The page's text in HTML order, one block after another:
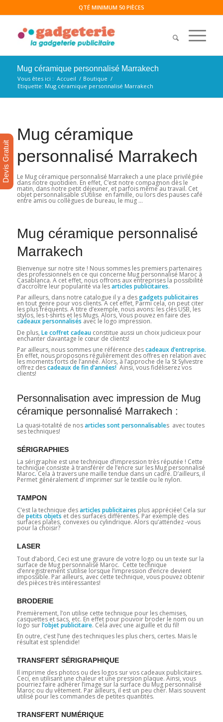
QTÉ MINIMUM 50 PIÈCES
Mug céramique personnalisé Marrakech
Vous êtes ici : Accueil / Boutique /
Etiquette: Mug céramique personnalisé Marrakech
Mug céramique
personnalisé Marrakech
Le Mug céramique personnalisé Marrakech a une place privilégiée
dans notre quotidien. En effet, C’est notre compagnon dès le
matin, dans notre petit déjeuner, et parfois même au travail. Cet
objet personnalisable s’Utilise en famille, ou lors des pauses café
entre amis ou collègues de bureau, le mug …
Mug céramique personnalisé
Marrakech
Bienvenue sur notre site ! Nous sommes les premiers partenaires
des professionnels en ce qui concerne Mug personnalisé Maroc à
Casablanca. A cet effet, nous offrons aux entreprises la possibilité
d’accroître leur popularité via lesarticles publicitaires.
Par ailleurs, dans notre catalogue il y a desgadgets publicitaires
en tout genre pour vos clients. A cet effet, Parmi cela, on peut citer
les plus fréquents. A titre d’exemple, nous avons: les clés USB, les
stylos, les t-shirts et les Mugs. Alors, Vous pouvez en faire des
cadeaux personnalisés avec le logo impression.
De plus, Le coffret cadeauconstitue aussi un choix judicieux pour
enchanter davantage le cœur de clients!
Par ailleurs, nous sommes une référence descadeaux d’entreprise.
En effet, nous proposons régulièrement des offres en relation avec
les moments forts de l’année. Alors, à l’approche de la St Sylvestre
offrez descadeaux de fin d’années!Ainsi, vous fidéliserez vos
clients!
Personnalisation avec impression de Mug
céramique personnalisé Marrakech :
La quasi-totalité de nosarticles sont personnalisables avec toutes
ses techniques!
SÉRIGRAPHIES
La sérigraphie est une technique d’impression très réputée ! Cette
technique consiste à transférer de l’encre sur les Mug personnalisé
Maroc.Cela à travers une maille tendue dans un cadre. D’ailleurs, il
Permet généralement d’ imprimer sur le textile ou le nylon.
TAMPON
C’est la technique desarticles publicitaires plus appréciée! Cela sur
de petits objets et des surfaces différentes. Par exemple des
surfaces plates, convexes ou cylindrique. Alors qu’attendez -vous
pour la choisir?
LASER
Tout d’abord, Ceci est une gravure de votre logo ou un texte sur la
surface de Mug personnalisé Maroc. Cette technique
d’enregistrement s’utilise lorsque l’impression d’encre devient
impossible. Par ailleurs, avec cette technique, vous pouvez obtenir
des pièces très intéressantes!
BRODERIE
Premièrement, l’on utilise cette technique pour les chemises,
casquettes et sacs, etc. En effet pour pouvoir broder le nom ou un
logo surl’objet publicitaire. Cela avec une aiguille et du fil!
En outre, c’est l’une des techniques les plus chers, certes. Mais le
résultat est splendide!
TRANSFERT SÉRIGRAPHIQUE
Il imprime des photos ou des logos sur vos cadeaux publicitaires.
Ceci, en utilisant une chaleur et une pression plaque. Ainsi, vous
pourriez faire adhérer l’image sur la surface du Mug personnalisé
Maroc ou du vêtement. Par ailleurs, il est un peu cher. Mais souvent
utilisé pour les commandes de petites quantités.
TRANSFERT NUMÉRIQUE
Devis Gratuit